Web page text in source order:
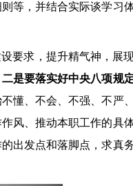
等，并结合实际谈学习
要求，提升精气神，展
二是要落实好中央八项规
懂、不会、不强、不严
风、推动本职工作的具体
出发点和落脚点，求真